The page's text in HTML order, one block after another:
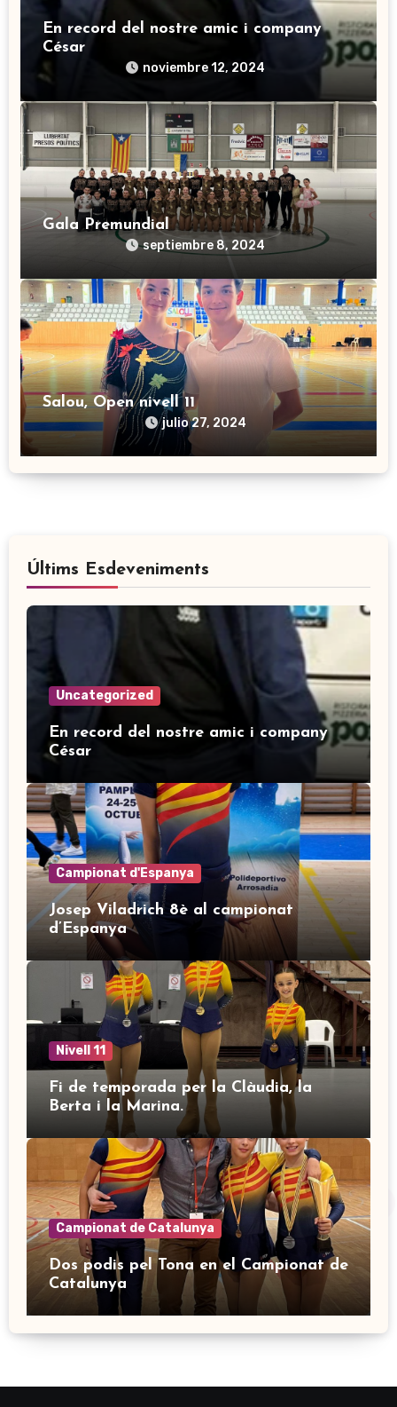
En record del nostre amic i company
César
noviembre 12, 2024
Gala Premundial
septiembre 8, 2024
Salou, Open nivell 11
julio 27, 2024
Últims Esdeveniments
Uncategorized
En record del nostre amic i company
César
Campionat d'Espanya
Josep Viladrich 8è al campionat
d’Espanya
Nivell 11
Fi de temporada per la Clàudia, la
Berta i la Marina.
Campionat de Catalunya
Dos podis pel Tona en el Campionat de
Catalunya